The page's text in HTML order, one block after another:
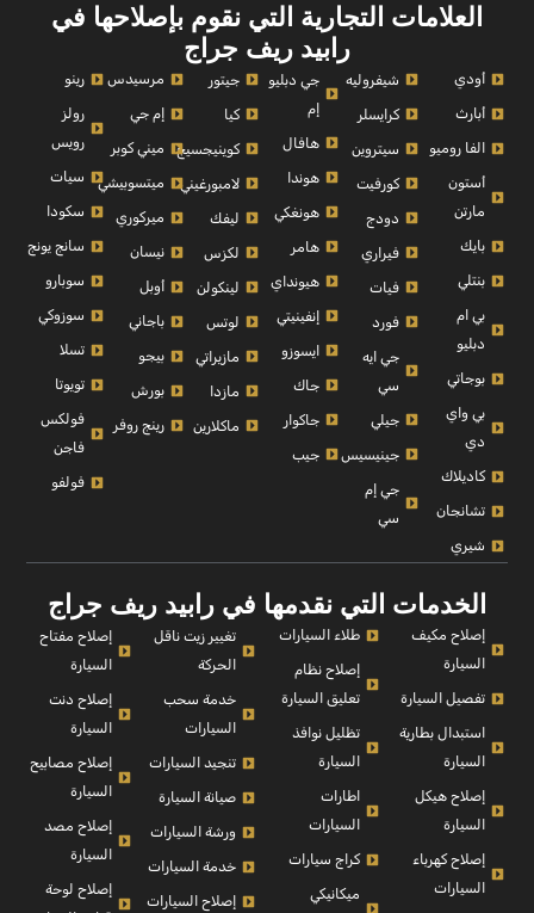
العلامات التجارية التي نقوم بإصلاحها في
رابيد ريف جراج
أودي
أبارث
الفا روميو
أستون
مارتن
بايك
بنتلي
بي ام
دبليو
بوجاتي
بي واي
دي
كاديلاك
تشانجان
شيري
شيفروليه
كرايسلر
سيتروين
كورفيت
دودج
فيراري
فيات
فورد
جي ايه
سي
جيلي
جينيسيس
جي إم
سي
جي دبليو
إم
هافال
هوندا
هونغكي
هامر
هيونداي
إنفينيتي
ايسوزو
جاك
جاكوار
جيب
جيتور
كيا
كوينيجسيج
لامبورغيني
ليفك
لكزس
لينكولن
لوتس
مازيراتي
مازدا
ماكلارين
مرسيدس
إم جي
ميني كوبر
ميتسوبيشي
ميركوري
نيسان
أوبل
باجاني
بيجو
بورش
رينج روفر
رينو
رولز
رويس
سيات
سكودا
سانج يونج
سوبارو
سوزوكي
تسلا
تويوتا
فولكس
فاجن
فولفو
الخدمات التي نقدمها في رابيد ريف جراج
إصلاح مكيف
السيارة
تفصيل السيارة
استبدال بطارية
السيارة
إصلاح هيكل
السيارة
إصلاح كهرباء
السيارات
طلاء السيارات
إصلاح نظام
تعليق السيارة
تظليل نوافذ
السيارة
اطارات
السيارات
كراج سيارات
ميكانيكي
تغيير زيت ناقل
الحركة
خدمة سحب
السيارات
تنجيد السيارات
صيانة السيارة
ورشة السيارات
خدمة السيارات
إصلاح السيارات
إصلاح مفتاح
السيارة
إصلاح دنت
السيارة
إصلاح مصابيح
السيارة
إصلاح مصد
السيارة
إصلاح لوحة